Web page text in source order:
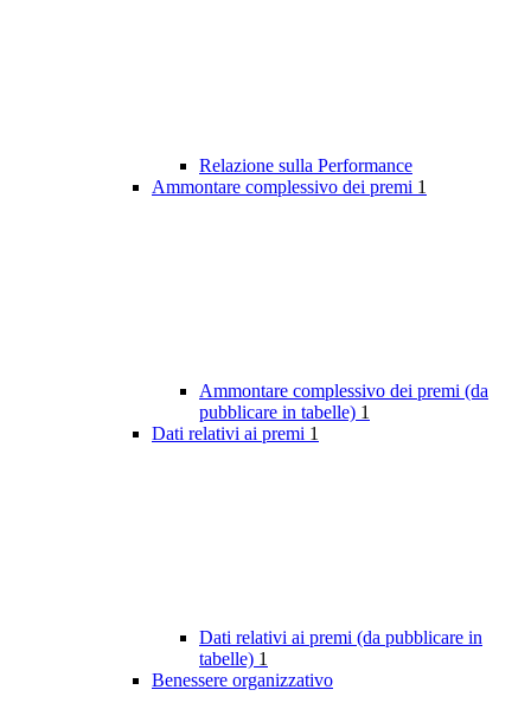
Relazione sulla Performance
Ammontare complessivo dei premi 1
Ammontare complessivo dei premi (da
pubblicare in tabelle) 1
Dati relativi ai premi 1
Dati relativi ai premi (da pubblicare in
tabelle) 1
Benessere organizzativo